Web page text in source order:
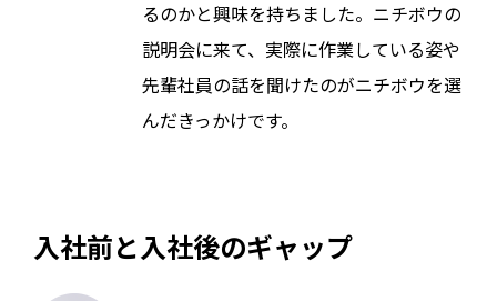
るのかと興味を持ちました。ニチボウの
説明会に来て、実際に作業している姿や
先輩社員の話を聞けたのがニチボウを選
んだきっかけです。
入社前と入社後のギャップ